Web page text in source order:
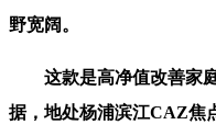
野宽阔。
这款是高净值改善家庭
据，地处杨浦滨江CAZ焦